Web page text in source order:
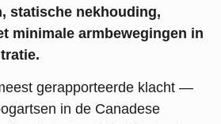
statische nekhouding,
minimale armbewegingen in
gerapporteerde klacht —
in de Canadese